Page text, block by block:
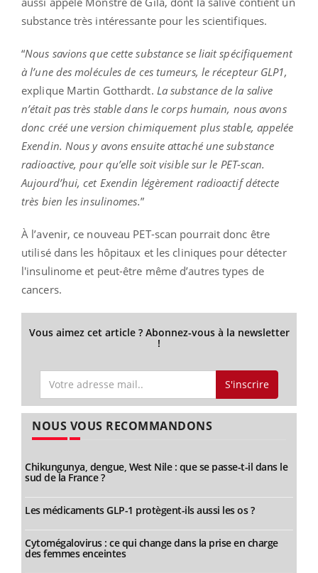
substance très intéressante pour les scientifiques.
“Nous savions que cette substance se liait spécifiquement
à l’une des molécules de ces tumeurs, le récepteur GLP1,
explique Martin Gotthardt. La substance de la salive
n’était pas très stable dans le corps humain, nous avons
donc créé une version chimiquement plus stable, appelée
Exendin. Nous y avons ensuite attaché une substance
radioactive, pour qu’elle soit visible sur le PET-scan.
Aujourd’hui, cet Exendin légèrement radioactif détecte
très bien les insulinomes.”
À l’avenir, ce nouveau PET-scan pourrait donc être
utilisé dans les hôpitaux et les cliniques pour détecter
l'insulinome et peut-être même d’autres types de
cancers.
Vous aimez cet article ? Abonnez-vous à la newsletter
!
S'inscrire
NOUS VOUS RECOMMANDONS
Chikungunya, dengue, West Nile : que se passe-t-il dans le
sud de la France ?
Les médicaments GLP-1 protègent-ils aussi les os ?
Cytomégalovirus : ce qui change dans la prise en charge
des femmes enceintes